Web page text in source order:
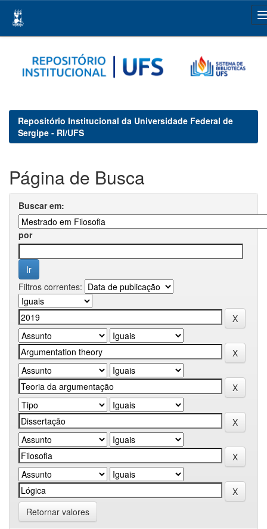
navigation
Repositório Institucional da Universidade Federal de
Sergipe - RI/UFS
Página de Busca
Buscar em:
por
Filtros correntes:
Retornar valores